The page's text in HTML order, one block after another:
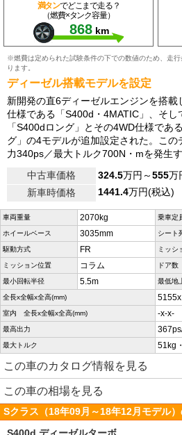
満タンでどこまで走る？
（燃費×タンク容量）
868 km
※燃費は定められた試験条件の下での数値のため、走
ります。
ディーゼル搭載モデルを設定
新開発の直6ディーゼルエンジンを搭
仕様である「S400d・4MATIC」、そし
「S400dロング」とその4WD仕様であ
グ」の4モデルが追加設定された。この
力340ps／最大トルク700N・mを発生
中古車価格
324.5万円～555万
新車時価格
1441.4万円(税込)
車両重量 2070kg 乗車定
ホイールベース 3035mm シート
駆動方式 FR ミッシ
ミッション位置 コラム ドア数
最小回転半径 5.5m 最低地
全長x全幅x全高(mm)
室内 全長x全幅x全高(mm) -x-x-
最高出力
最大トルク 51kg
この車のカタログ情報を見る
この車の相場を見る
Sクラス（18年09月～18年12月モデル